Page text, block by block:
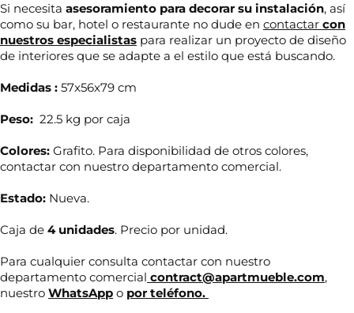
Si necesita asesoramiento para decorar su instalación, así
como su bar, hotel o restaurante no dude en contactar con
nuestros especialistas para realizar un proyecto de diseño
de interiores que se adapte a el estilo que está buscando.
Medidas : 57x56x79 cm
Peso: 22.5 kg por caja
Colores: Grafito. Para disponibilidad de otros colores,
contactar con nuestro departamento comercial.
Estado: Nueva.
Caja de 4 unidades. Precio por unidad.
Para cualquier consulta contactar con nuestro
departamento comercial contract@apartmueble.com,
nuestro WhatsApp o por teléfono.
N